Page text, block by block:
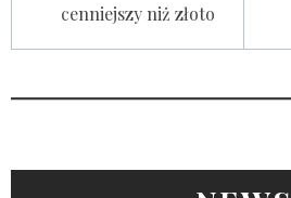
cenniejszy niż złoto